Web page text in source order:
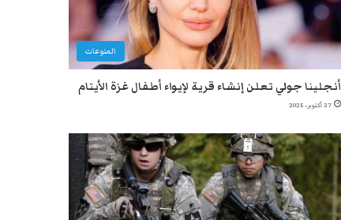
المنوعات
أنجلينا جولي تعلن إنشاء قرية لإيواء أطفال غزة الأيتام
27 أكتوبر، 2025